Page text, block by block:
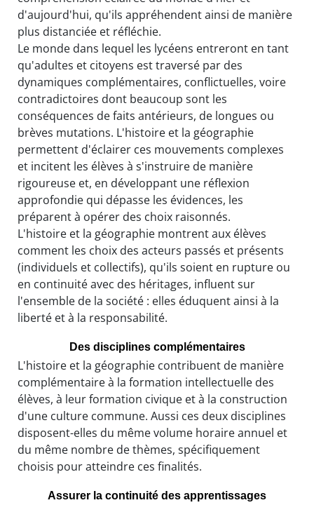
d'aujourd'hui, qu'ils appréhendent ainsi de manière
plus distanciée et réfléchie.
Le monde dans lequel les lycéens entreront en tant
qu'adultes et citoyens est traversé par des
dynamiques complémentaires, conflictuelles, voire
contradictoires dont beaucoup sont les
conséquences de faits antérieurs, de longues ou
brèves mutations. L'histoire et la géographie
permettent d'éclairer ces mouvements complexes
et incitent les élèves à s'instruire de manière
rigoureuse et, en développant une réflexion
approfondie qui dépasse les évidences, les
préparent à opérer des choix raisonnés.
L'histoire et la géographie montrent aux élèves
comment les choix des acteurs passés et présents
(individuels et collectifs), qu'ils soient en rupture ou
en continuité avec des héritages, influent sur
l'ensemble de la société : elles éduquent ainsi à la
liberté et à la responsabilité.
Des disciplines complémentaires
L'histoire et la géographie contribuent de manière
complémentaire à la formation intellectuelle des
élèves, à leur formation civique et à la construction
d'une culture commune. Aussi ces deux disciplines
disposent-elles du même volume horaire annuel et
du même nombre de thèmes, spécifiquement
choisis pour atteindre ces finalités.
Assurer la continuité des apprentissages